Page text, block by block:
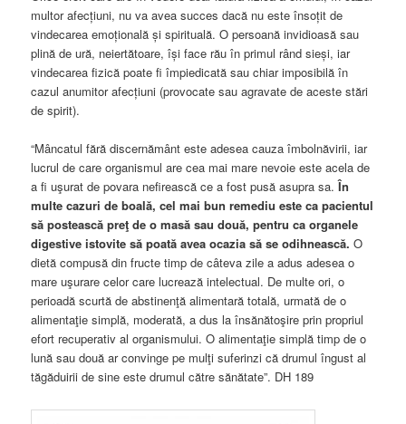
multor afecțiuni, nu va avea succes dacă nu este însoțit de
vindecarea emoțională și spirituală. O persoană invidioasă sau
plină de ură, neiertătoare, își face rău în primul rând sieși, iar
vindecarea fizică poate fi împiedicată sau chiar imposibilă în
cazul anumitor afecțiuni (provocate sau agravate de aceste stări
de spirit).
“Mâncatul fără discernământ este adesea cauza îmbolnăvirii, iar
lucrul de care organismul are cea mai mare nevoie este acela de
a fi uşurat de povara nefirească ce a fost pusă asupra sa.În
multe cazuri de boală, cel mai bun remediu este ca pacientul
să postească preţ de o masă sau două, pentru ca organele
digestive istovite să poată avea ocazia să se odihnească. O
dietă compusă din fructe timp de câteva zile a adus adesea o
mare uşurare celor care lucrează intelectual. De multe ori, o
perioadă scurtă de abstinenţă alimentară totală, urmată de o
alimentaţie simplă, moderată, a dus la însănătoşire prin propriul
efort recuperativ al organismului. O alimentaţie simplă timp de o
lună sau două ar convinge pe mulţi suferinzi că drumul îngust al
tăgăduirii de sine este drumul către sănătate”. DH 189